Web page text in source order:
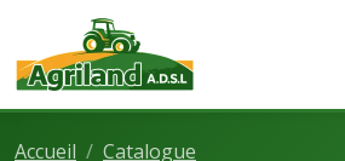
Accueil
Catalogue